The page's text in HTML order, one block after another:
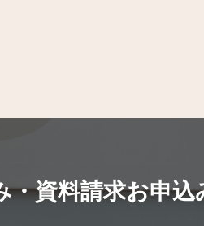
資料請求お申込